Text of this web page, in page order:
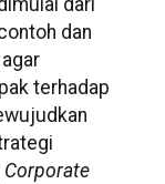
dari
dan
terhadap
Corporate